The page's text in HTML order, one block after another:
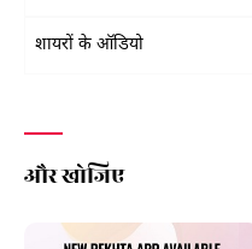
शायरों के ऑडियो
और खोजिए